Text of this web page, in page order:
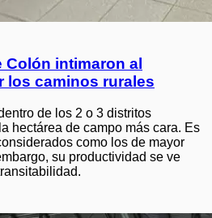
intimaron al
los caminos rurales
de los 2 o 3 distritos
hectárea de campo más cara. Es
como los de mayor
su productividad se ve